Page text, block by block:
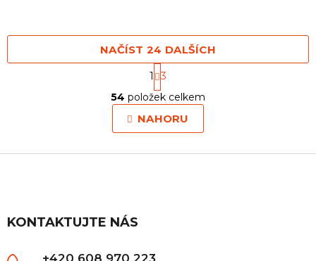
O
v
l
á
a
NAČÍST 24 DALŠÍCH
S
t
r
á
n
v
1
3
54 položek celkem
NAHORU
KONTAKTUJTE NÁS
+420 608 970 223